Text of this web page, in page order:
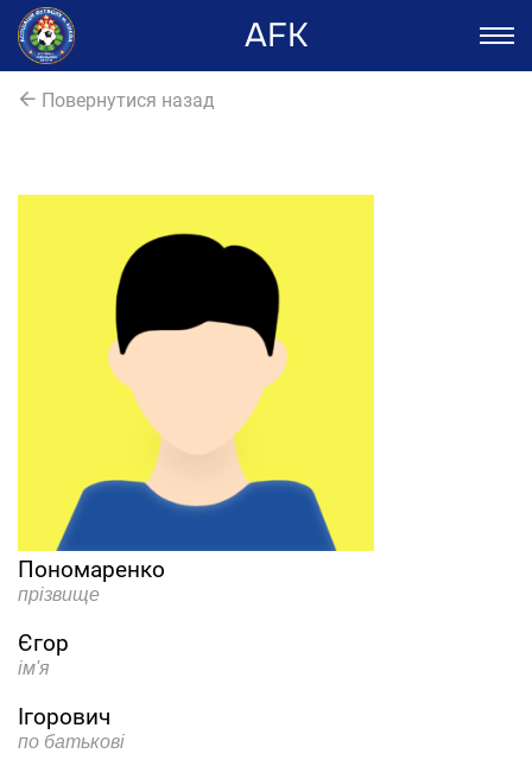
AFK
Повернутися назад
Пономаренко
прізвище
Єгор
ім'я
Ігорович
по батькові